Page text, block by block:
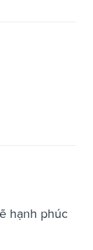
hạnh phúc